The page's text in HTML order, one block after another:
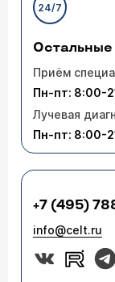
24/7
Приём
Пн-пт: 8:00-
Лучевая
Пн-пт: 8:00-
+7 (495)
info@celt.ru